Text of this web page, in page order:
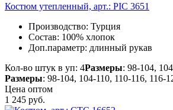
Костюм утепленный, арт.: PIC 3651
Производство: Турция
Состав: 100% хлопок
Доп.параметр: длинный рукав
Кол-во штук в уп: 4Размеры: 98-104,
Размеры: 98-104, 104-110, 110-116, 116-
Цена оптом
1 245 руб.